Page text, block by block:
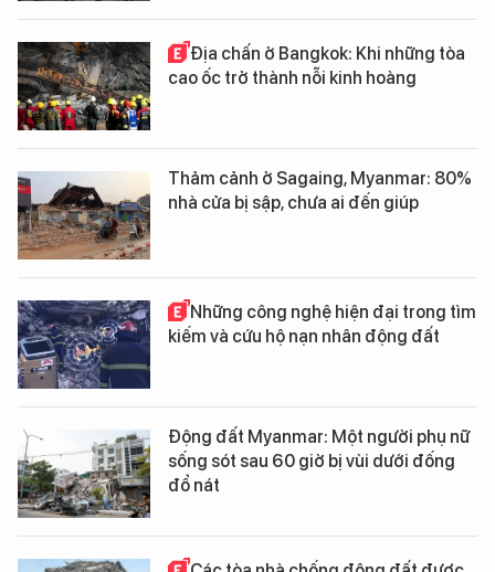
Địa chấn ở Bangkok: Khi những tòa
cao ốc trở thành nỗi kinh hoàng
Thảm cảnh ở Sagaing, Myanmar: 80%
nhà cửa bị sập, chưa ai đến giúp
Những công nghệ hiện đại trong tìm
kiếm và cứu hộ nạn nhân động đất
Động đất Myanmar: Một người phụ nữ
sống sót sau 60 giờ bị vùi dưới đống
đổ nát